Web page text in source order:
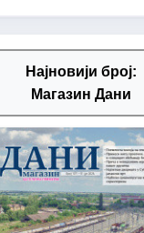
Најновији број:
Магазин Дани